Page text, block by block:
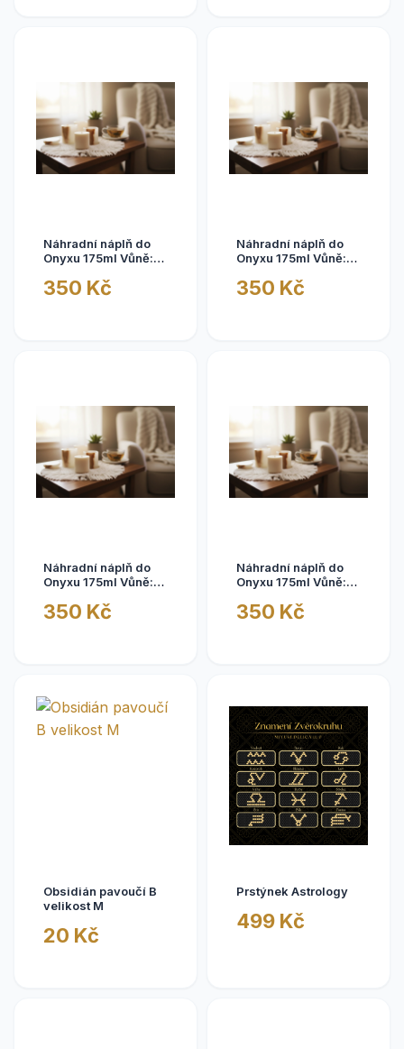
Náhradní náplň do
Onyxu 175ml Vůně:
rybízem
350 Kč
Náhradní náplň do
Onyxu 175ml Vůně:
350 Kč
Náhradní náplň do
Onyxu 175ml Vůně:
350 Kč
Náhradní náplň do
Onyxu 175ml Vůně:
Pačuli
350 Kč
Obsidián pavoučí B
velikost M
20 Kč
Prstýnek Astrology
499 Kč